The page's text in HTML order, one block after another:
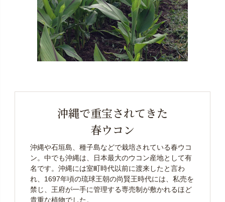
沖縄で重宝されてきた
春ウコン
沖縄や石垣島、種子島などで栽培されている春ウコ
ン。中でも沖縄は、日本最大のウコン産地として有
名です。沖縄には室町時代以前に渡来したと言わ
れ、1697年頃の琉球王朝の尚賢王時代には、私売を
禁じ、王府が一手に管理する専売制が敷かれるほど
貴重な植物でした。